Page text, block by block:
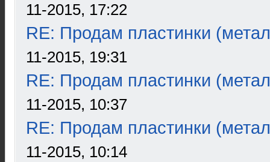
11-2015, 17:22
RE: Продам пластинки
11-2015, 19:31
RE: Продам пластинки
11-2015, 10:37
RE: Продам пластинки
11-2015, 10:14